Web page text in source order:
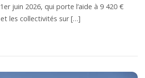
juin 2026, qui porte l’aide à 9 420 €
les collectivités sur […]